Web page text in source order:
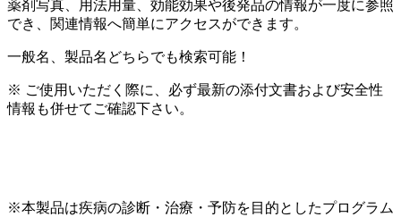
薬剤写真、用法用量、効能効果や後発品の情報が一度に参照
でき、関連情報へ簡単にアクセスができます。
一般名、製品名どちらでも検索可能！
※ ご使用いただく際に、必ず最新の添付文書および安全性
情報も併せてご確認下さい。
※本製品は疾病の診断・治療・予防を目的としたプログラム